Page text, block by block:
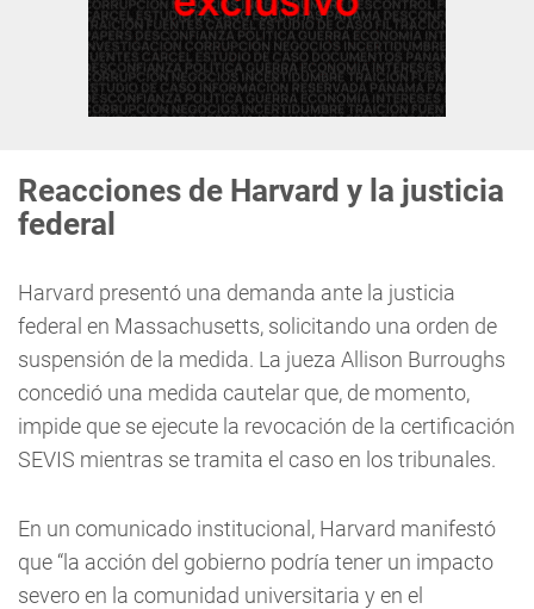
Reacciones de Harvard y la justicia
federal
Harvard presentó una demanda ante la justicia
federal en Massachusetts, solicitando una orden de
suspensión de la medida. La jueza Allison Burroughs
concedió una medida cautelar que, de momento,
impide que se ejecute la revocación de la certificación
SEVIS mientras se tramita el caso en los tribunales.
En un comunicado institucional, Harvard manifestó
que “la acción del gobierno podría tener un impacto
severo en la comunidad universitaria y en el